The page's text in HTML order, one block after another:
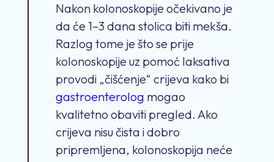
Nakon kolonoskopije očekivano je
da će 1–3 dana stolica biti mekša.
Razlog tome je što se prije
kolonoskopije uz pomoć laksativa
provodi „čišćenje“ crijeva kako bi
gastroenterolog mogao
kvalitetno obaviti pregled. Ako
crijeva nisu čista i dobro
pripremljena, kolonoskopija neće